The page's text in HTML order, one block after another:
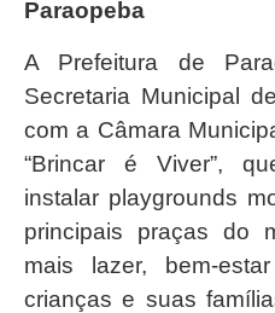
Paraopeba
A Prefeitura de
Secretaria Municipal
com a Câmara
“Brincar é Viver”,
instalar playgrounds
principais praças do
mais lazer, bem-
crianças e suas